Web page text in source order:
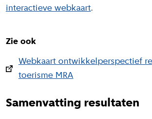
interactieve webkaart.
Zie ook
Webkaart ontwikkelperspectief
toerisme MRA
Samenvatting resultaten